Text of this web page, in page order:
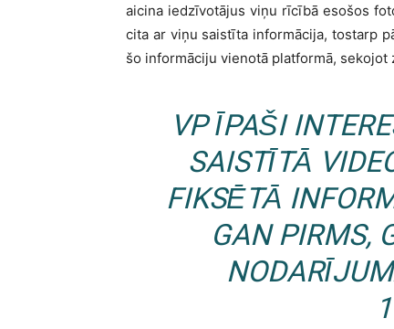
aicina iedzīvotājus viņu rīcībā esošos
cita ar viņu saistīta informācija, tostarp
šo informāciju vienotā platformā, sekojot
VP ĪPAŠI
SAISTĪTĀ
FIKSĒTĀ
GAN PIRMS,